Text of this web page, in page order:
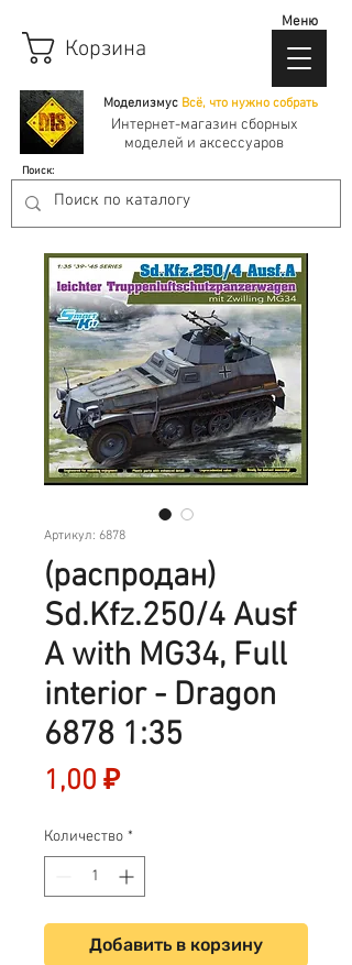
Моделизмус Всё, что нужно собрать
Корзина
Интернет-магазин сборных
моделей и аксессуаров
Поиск:
Меню
Артикул: 6878
(распродан)
Sd.Kfz.250/4 Ausf
A with MG34, Full
interior - Dragon
6878 1:35
1,00 ₽Цена
Количество *
Добавить в корзину